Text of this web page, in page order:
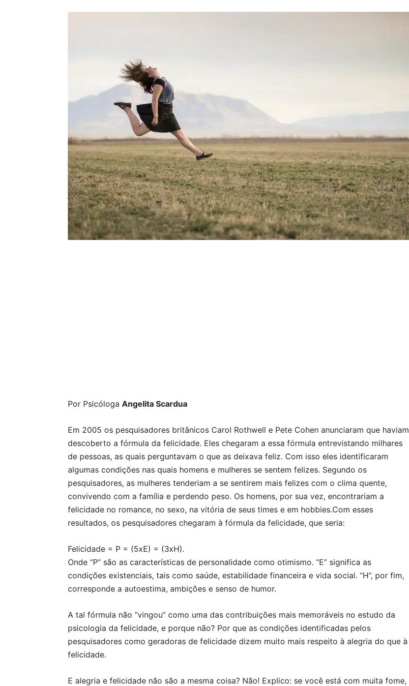
Por Psicóloga Angelita Scardua
Em 2005 os pesquisadores britânicos Carol Rothwell e Pete Cohen anunciaram que haviam
descoberto a fórmula da felicidade. Eles chegaram a essa fórmula entrevistando milhares
de pessoas, as quais perguntavam o que as deixava feliz. Com isso eles identificaram
algumas condições nas quais homens e mulheres se sentem felizes. Segundo os
pesquisadores, as mulheres tenderiam a se sentirem mais felizes com o clima quente,
convivendo com a família e perdendo peso. Os homens, por sua vez, encontrariam a
felicidade no romance, no sexo, na vitória de seus times e em hobbies.Com esses
resultados, os pesquisadores chegaram à fórmula da felicidade, que seria:
Felicidade = P = (5xE) = (3xH).
Onde “P” são as características de personalidade como otimismo. “E” significa as
condições existenciais, tais como saúde, estabilidade financeira e vida social. “H”, por fim,
corresponde a autoestima, ambições e senso de humor.
A tal fórmula não “vingou” como uma das contribuições mais memoráveis no estudo da
psicologia da felicidade, e porque não? Por que as condições identificadas pelos
pesquisadores como geradoras de felicidade dizem muito mais respeito à alegria do que à
felicidade.
E alegria e felicidade não são a mesma coisa? Não! Explico: se você está com muita fome,